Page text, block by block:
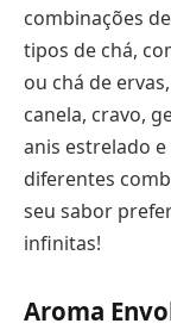
combinações
tipos de chá,
ou chá de
canela, cravo,
anis estrelado
diferentes
seu sabor
infinitas!
Aroma